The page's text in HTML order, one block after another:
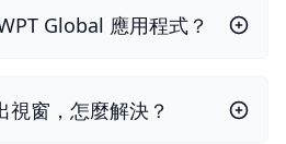
Global 應用程式？
視窗，怎麼解決？